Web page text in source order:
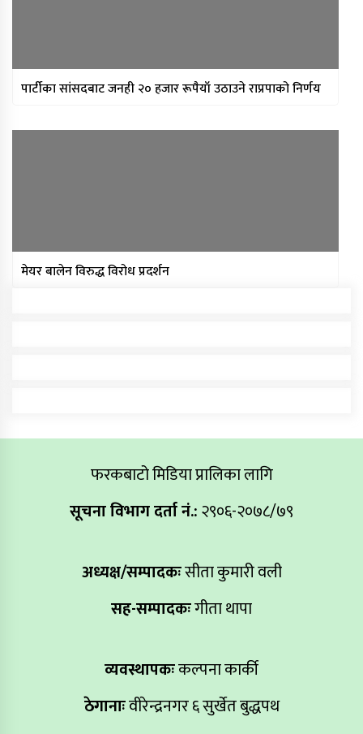
पार्टीका सांसदबाट जनही २० हजार रूपैयाँ उठाउने राप्रपाको निर्णय
मेयर बालेन विरुद्ध विरोध प्रदर्शन
फरकबाटो मिडिया प्रालिका लागि
सूचना विभाग दर्ता नं.:२९०६-२०७८/७९
अध्यक्ष/सम्पादकःसीता कुमारी वली
सह-सम्पादकःगीता थापा
व्यवस्थापकःकल्पना कार्की
ठेगानाःवीरेन्द्रनगर ६ सुर्खेत बुद्धपथ